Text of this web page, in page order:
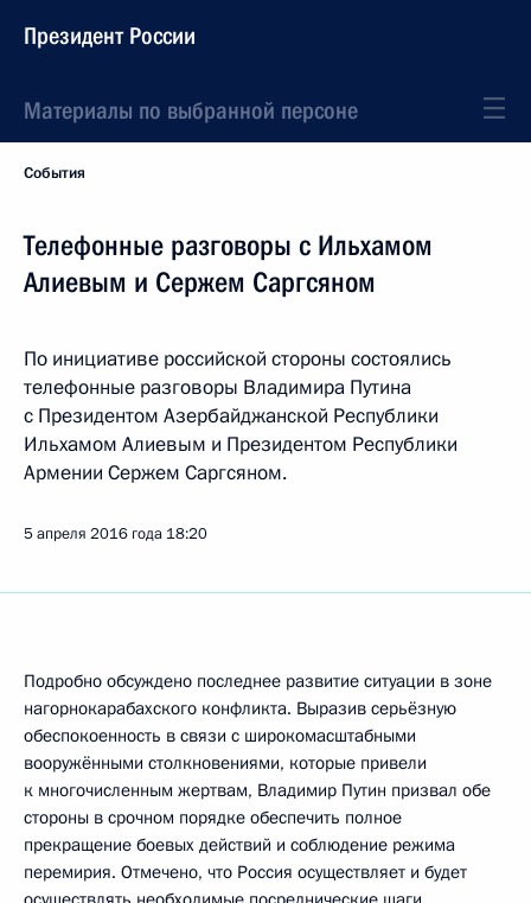
Президент России
Материалы по выбранной персоне
События
Телефонные разговоры с Ильхамом
Алиевым и Сержем Саргсяном
По инициативе российской стороны состоялись
телефонные разговоры Владимира Путина
с Президентом Азербайджанской Республики
Ильхамом Алиевым и Президентом Республики
Армении Сержем Саргсяном.
5 апреля 2016 года 18:20
Подробно обсуждено последнее развитие ситуации в зоне
нагорнокарабахского конфликта. Выразив серьёзную
обеспокоенность в связи с широкомасштабными
вооружёнными столкновениями, которые привели
к многочисленным жертвам, Владимир Путин призвал обе
стороны в срочном порядке обеспечить полное
прекращение боевых действий и соблюдение режима
перемирия. Отмечено, что Россия осуществляет и будет